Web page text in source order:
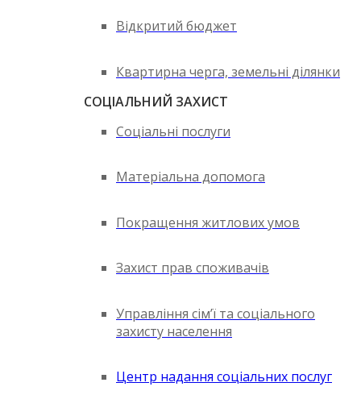
Відкритий бюджет
Квартирна черга, земельні ділянки
СОЦІАЛЬНИЙ ЗАХИСТ
Соціальні послуги
Матеріальна допомога
Покращення житлових умов
Захист прав споживачів
Управління сім’ї та соціального
захисту населення
Центр надання соціальних послуг